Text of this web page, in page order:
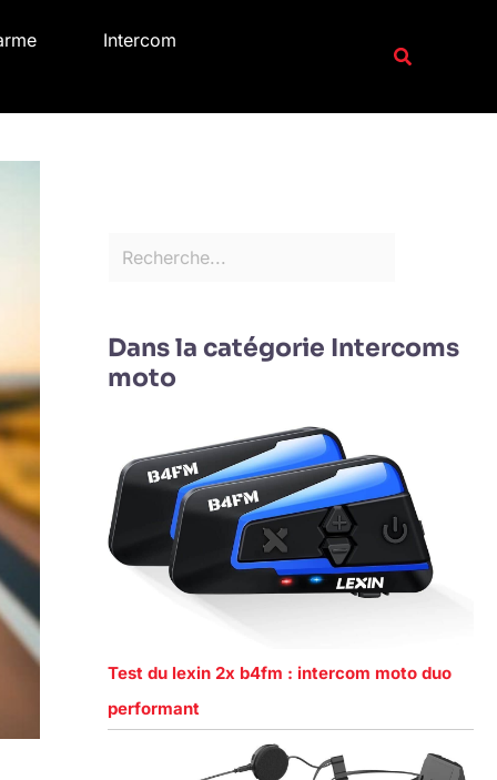
Intercom
e
rDans la catégorie Intercoms
moto
Test du lexin 2x b4fm : intercom moto duo
performant